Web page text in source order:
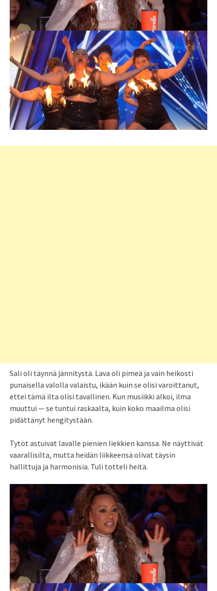
Sali oli täynnä jännitystä. Lava oli pimeä ja vain heikosti
punaisella valolla valaistu, ikään kuin se olisi varoittanut,
ettei tämä ilta olisi tavallinen. Kun musiikki alkoi, ilma
muuttui — se tuntui raskaalta, kuin koko maailma olisi
pidättänyt hengitystään.
Tytöt astuivat lavalle pienien liekkien kanssa. Ne näyttivät
vaarallisilta, mutta heidän liikkeensä olivat täysin
hallittuja ja harmonisia. Tuli totteli heitä.